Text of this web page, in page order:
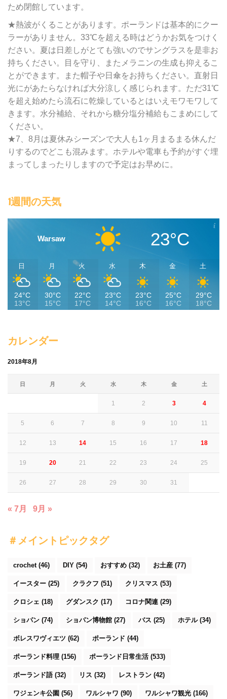
ため閉館しています。
★熱波がくることがあります。ポーランドは基本的にクー
ラーがありません。33℃を超える時はどうかお気をつけく
ださい。夏は日差しがとても強いのでサングラスを是非お
持ちください。目を守り、またメラニンの生成も抑えるこ
とができます。また帽子や日傘をお持ちください。直射日
光にがあたらなければ大分涼しく感じられます。ただ31℃
を超え始めたら流石に乾燥しているとはいえモワモワして
きます。水分補給、それから糖分塩分補給もこまめにして
ください。
★7、8月は夏休みシーズンで大人も1ヶ月まるまる休んだ
りするのでどこも混みます。ホテルや電車も予約がすぐ埋
まってしまったりしますので予定はお早めに。
1週間の天気
Warsaw 23°C
日
24°C
13°C
月
30°C
15°C
火
22°C
17°C
水
23°C
14°C
木
23°C
16°C
金
25°C
16°C
土
29°C
18°C
カレンダー
2018年8月
日 月 火 水 木 金 土
1 2 3 4
5 6 7 8 9 10 11
12 13 14 15 16 17 18
19 20 21 22 23 24 25
26 27 28 29 30 31
« 7月 9月 »
＃メイントピックタグ
crochet (46) DIY (54) おすすめ (32) お土産 (77)
イースター (25) クラクフ (51) クリスマス (53)
クロシェ (18) グダンスク (17) コロナ関連 (29)
ショパン (74) ショパン博物館 (27) バス (25) ホテル(34)
ボレスワヴィエツ (62) ポーランド (44)
ポーランド料理 (156) ポーランド日常生活(533)
ポーランド語(32) リス (32) レストラン (42)
ワジェンキ公園 (56) ワルシャワ (90) ワルシャワ観光 (166)